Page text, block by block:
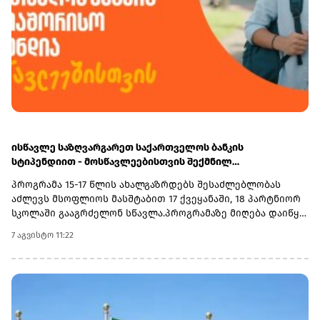
ისწავლე საზღვარგარეთ საქართველოს ბანკის
სტიპენდიით - მოსწავლეებისთვის შექმნილ
პროგრამა 15-17 წლის ახალგაზრდებს შესაძლებლობას
აძლევს მსოფლიოს მასშტაბით 17 ქვეყანაში, 18 პარტნიორ
სკოლაში გააგრძელონ სწავლა.პროგრამაზე მიღება დაიწყო
ეწვიეთ ვებგვერდს. ინფორმაციისთვის, გაერთიანებული
მსოფლიო სკოლები (UWC) წარმოადგენს საერთაშორისო
საგანმანათლებლო მოძრაობას ახალგაზრდებისთვის,
სხვადასხვა ერისა და კულტურის დასაახლოებლად და ამ
გზით შეუწყოს ხელი მშვიდობიანი და მდგრადი მომავლის
7 აგვისტო 11:22